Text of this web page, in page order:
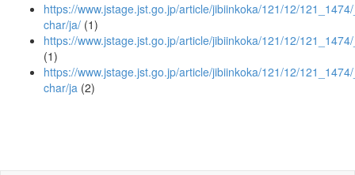
https://www.jstage.jst.go.jp/article/jibiinkoka/121/12/
char/ja/ (1)
https://www.jstage.jst.go.jp/article/jibiinkoka/121/12/
(1)
https://www.jstage.jst.go.jp/article/jibiinkoka/121/12/
char/ja (2)